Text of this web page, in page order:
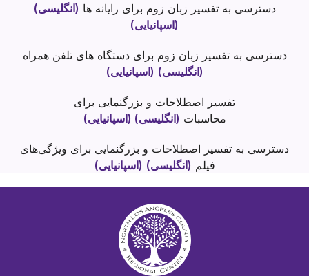
دسترسی به تفسیر زبان زوم برای رایانه ها (انگلیسی)
(اسپانیایی)
دسترسی به تفسیر زبان زوم برای دستگاه های تلفن همراه
(انگلیسی) (اسپانیایی)
تفسیر اصطلاحات و بزرگنمایی برای
محاسبات (انگلیسی) (اسپانیایی)
دسترسی به تفسیر اصطلاحات و بزرگنمایی برای ویژگی‌های
فیلم (انگلیسی) (اسپانیایی)